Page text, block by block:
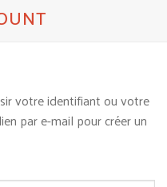
votre identifiant ou votre
par e-mail pour créer un